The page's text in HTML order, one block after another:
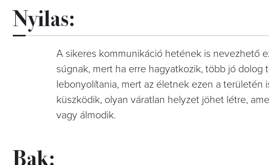
Nyilas:
A sikeres kommunikáció hetének is nevezhető
súgnak, mert ha erre hagyatkozik, több jó
lebonyolítania, mert az életnek ezen a területén
küszködik, olyan váratlan helyzet jöhet létre,
vagy álmodik.
Bak: